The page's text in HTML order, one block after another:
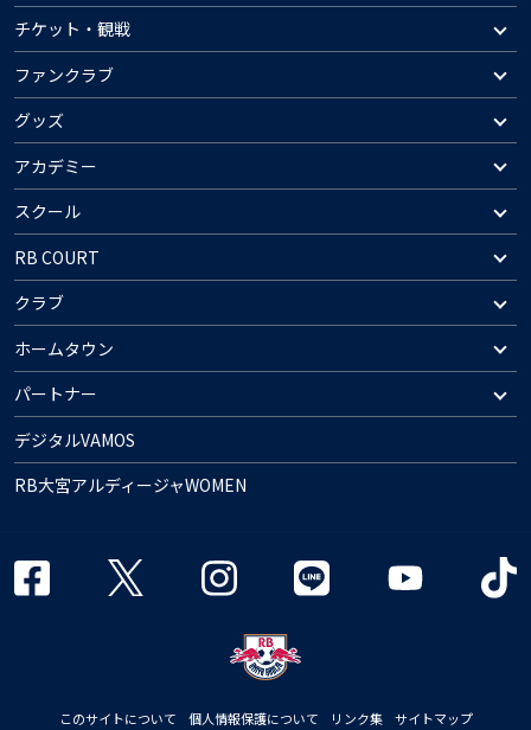
チケット・観戦
ファンクラブ
グッズ
アカデミー
スクール
RB COURT
クラブ
ホームタウン
パートナー
デジタルVAMOS
RB大宮アルディージャWOMEN
このサイトについて 個人情報保護について リンク集 サイトマップ